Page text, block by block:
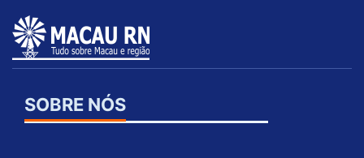
SOBRE NÓS